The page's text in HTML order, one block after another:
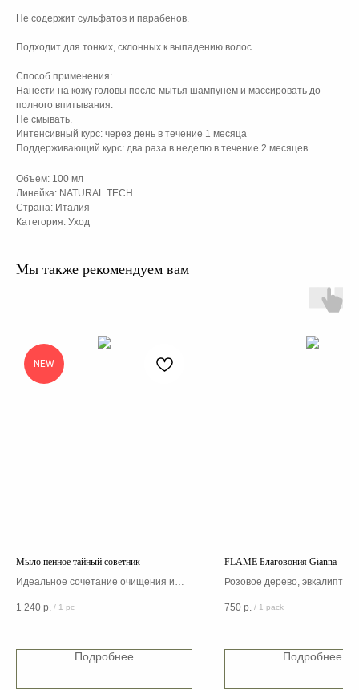
Не содержит сульфатов и парабенов.
Подходит для тонких, склонных к выпадению волос.
Способ применения:
Нанести на кожу головы после мытья шампунем и массировать до
полного впитывания.
Не смывать.
Интенсивный курс: через день в течение 1 месяца
Поддерживающий курс: два раза в неделю в течение 2 месяцев.
Объем: 100 мл
Линейка: NATURAL TECH
Страна: Италия
Категория: Уход
Мы также рекомендуем вам
NEW
Мыло пенное тайный советник
Идеальное сочетание очищения и
1 240 р. / 1 pc
Подробнее
FLAME Благовония Gianna
Розовое дерево, эвкалипт
Тиковое дерево, сандал, кедр
750 р. / 1 pack
Подробнее